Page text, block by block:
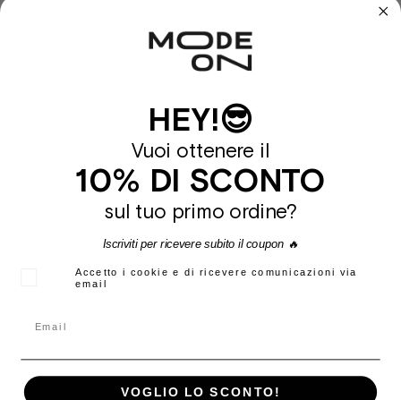
Sold Out
Giacca in leggero tessuto idrorepellente di nylon micro ripstop,
tasche laterali con chiusura a zip e logo reflective.
Grigio
Codice:
HEY!😎
Vuoi ottenere il
10% DI SCONTO
sul tuo primo ordine?
Iscriviti per ricevere subito il coupon 🔥
Accetto i cookie e di ricevere comunicazioni via
email
VOGLIO LO SCONTO!